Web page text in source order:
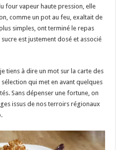
four vapeur haute pression, elle
comme un pot au feu, exaltait de
simples, ont terminé le repas
est justement dosé et associé
tiens à dire un mot sur la carte des
qui met en avant quelques
Sans dépenser une fortune, on
issus de nos terroirs régionaux